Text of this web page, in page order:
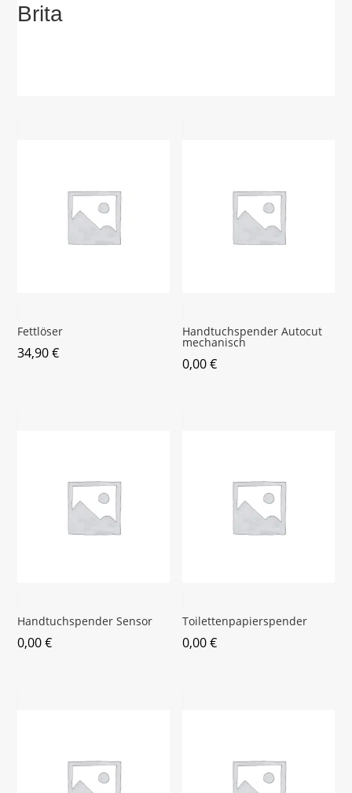
Brita
Fettlöser
34,90€
Handtuchspender Autocut
mechanisch
0,00€
Handtuchspender Sensor
0,00€
Toilettenpapierspender
0,00€